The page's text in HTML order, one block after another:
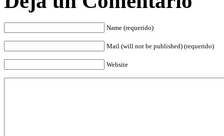
Name (requerido)
Mail (will not be published) (requerido)
Website